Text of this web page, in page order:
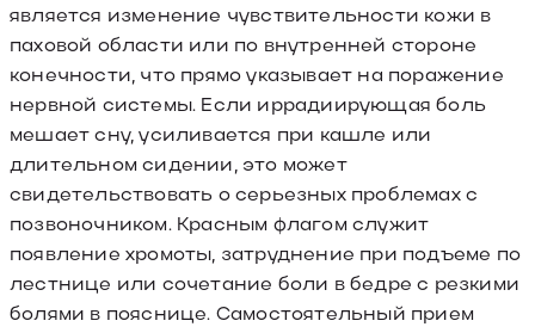
является изменение чувствительности кожи в
паховой области или по внутренней стороне
конечности, что прямо указывает на поражение
нервной системы. Если иррадиирующая боль
мешает сну, усиливается при кашле или
длительном сидении, это может
свидетельствовать о серьезных проблемах с
позвоночником. Красным флагом служит
появление хромоты, затруднение при подъеме по
лестнице или сочетание боли в бедре с резкими
болями в пояснице. Самостоятельный прием